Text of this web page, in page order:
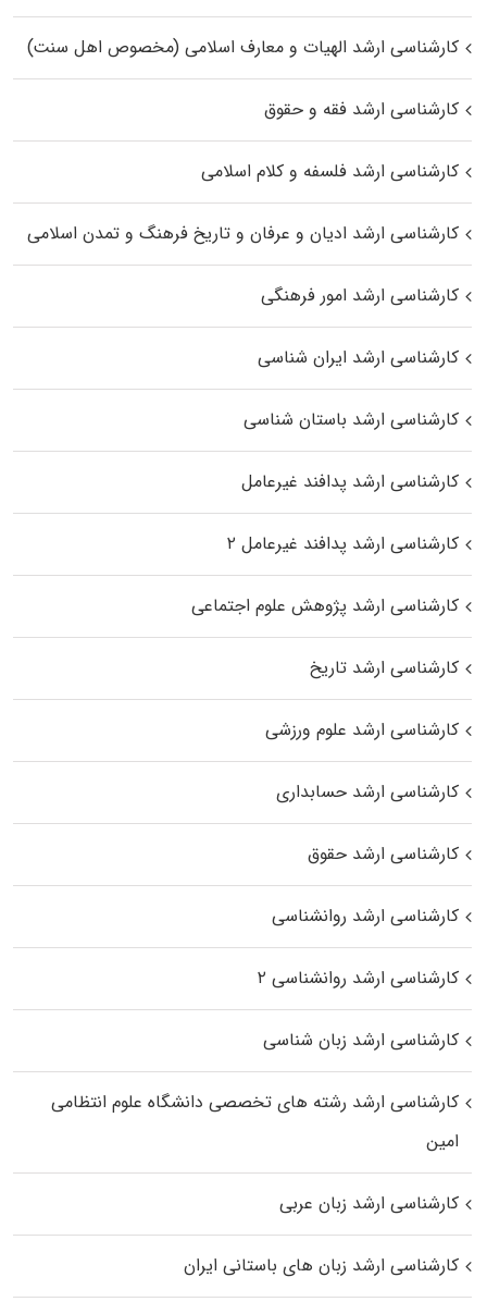
کارشناسی ارشد الهیات و معارف اسلامی (مخصوص اهل سنت)
کارشناسی ارشد فقه و حقوق
کارشناسی ارشد فلسفه و کلام اسلامی
کارشناسی ارشد ادیان و عرفان و تاریخ فرهنگ و تمدن اسلامی
کارشناسی ارشد امور فرهنگی
کارشناسی ارشد ایران شناسی
کارشناسی ارشد باستان شناسی
کارشناسی ارشد پدافند غیرعامل
کارشناسی ارشد پدافند غیرعامل ۲
کارشناسی ارشد پژوهش علوم اجتماعی
کارشناسی ارشد تاریخ
کارشناسی ارشد علوم ورزشی
کارشناسی ارشد حسابداری
کارشناسی ارشد حقوق
کارشناسی ارشد روانشناسی
کارشناسی ارشد روانشناسی ۲
کارشناسی ارشد زبان شناسی
کارشناسی ارشد رﺷﺘﻪ ﻫﺎی تخصصی داﻧﺸﮕﺎه ﻋﻠﻮم انتظامی
اﻣﻴﻦ
کارشناسی ارشد زبان عربی
کارشناسی ارشد زبان‌ های باستانی ایران